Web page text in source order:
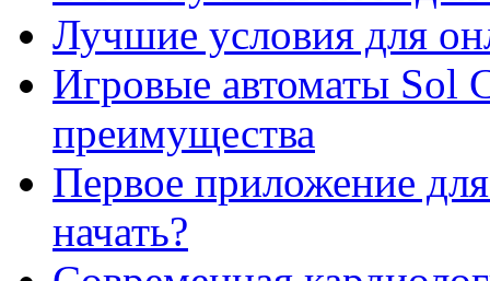
Лучшие условия для
Игровые автоматы Sol
преимущества
Первое приложение
начать?